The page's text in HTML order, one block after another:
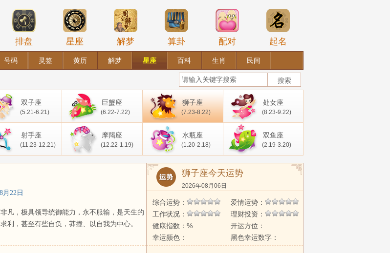
排盘 星座 解梦 算卦 配对 起名
号码 灵签 黄历 解梦 星座 百科 生肖 民间
双子座
(5.21-6.21)
巨蟹座
(6.22-7.22)
狮子座
(7.23-8.22)
处女座
(8.23-9.22)
射手座
(11.23-12.21)
摩羯座
(12.22-1.19)
水瓶座
(1.20-2.18)
双鱼座
(2.19-3.20)
月22日
凡，极具领导统御能力，永不服输，是天生的
利，甚至有些自负，莽撞、以自我为中心。
狮子座今天运势
2026年08月06日
综合运势：
爱情运势：
工作状况：
理财投资：
健康指数：%
开运方位：
幸运颜色：
黑色幸运数字：